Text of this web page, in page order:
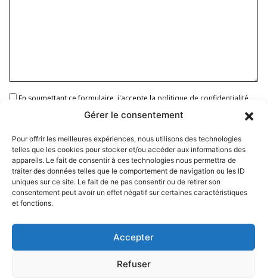
Gérer le consentement
Pour offrir les meilleures expériences, nous utilisons des technologies
telles que les cookies pour stocker et/ou accéder aux informations des
appareils. Le fait de consentir à ces technologies nous permettra de
traiter des données telles que le comportement de navigation ou les ID
uniques sur ce site. Le fait de ne pas consentir ou de retirer son
consentement peut avoir un effet négatif sur certaines caractéristiques
et fonctions.
Accepter
Refuser
En soumettant ce formulaire, j'accepte la politique de confidentialité
Ce site est protégé par reCAPTCHA.les règles de confidentialitéetles
conditions d'utilisation de Google s'appliquent.
Alternative:
Menu
Accueil
Prestations
Mentions légales
Politique de